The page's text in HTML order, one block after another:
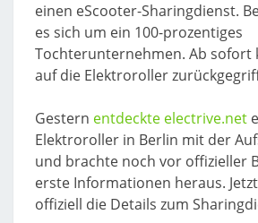
einen eScooter-Sharingdienst.
es sich um ein 100-prozentiges
Tochterunternehmen. Ab sofort
auf die Elektroroller
Gestern entdeckte electrive.net
Elektroroller in Berlin mit der
und brachte noch vor offizieller
erste Informationen heraus.
offiziell die Details zum